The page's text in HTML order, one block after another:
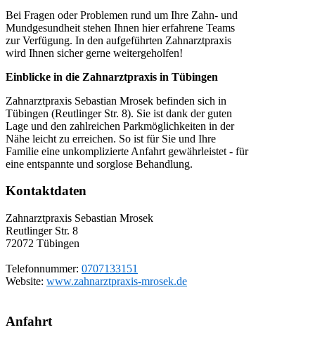
Bei Fragen oder Problemen rund um Ihre Zahn- und
Mundgesundheit stehen Ihnen hier erfahrene Teams
zur Verfügung. In den aufgeführten Zahnarztpraxis
wird Ihnen sicher gerne weitergeholfen!
Einblicke in die Zahnarztpraxis in Tübingen
Zahnarztpraxis Sebastian Mrosek befinden sich in
Tübingen (Reutlinger Str. 8). Sie ist dank der guten
Lage und den zahlreichen Parkmöglichkeiten in der
Nähe leicht zu erreichen. So ist für Sie und Ihre
Familie eine unkomplizierte Anfahrt gewährleistet - für
eine entspannte und sorglose Behandlung.
Kontaktdaten
Zahnarztpraxis Sebastian Mrosek
Reutlinger Str. 8
72072 Tübingen
Telefonnummer: 0707133151
Website: www.zahnarztpraxis-mrosek.de
Anfahrt